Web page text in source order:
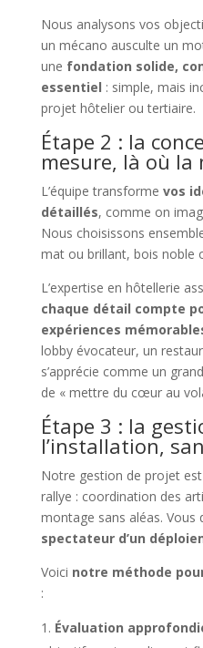
Nous analysons vos
un mécano ausculte un
une fondation solide,
essentiel : simple, mais
projet hôtelier ou tertiaire.
Étape 2 : la
mesure, là où la
L’équipe transforme vos
détaillés, comme on
Nous choisissons
mat ou brillant, bois noble
L’expertise en hôtellerie
chaque détail compte
expériences
lobby évocateur, un
s’apprécie comme un
de « mettre du cœur au
Étape 3 : la
l’installation,
Notre gestion de projet
rallye : coordination des
montage sans aléas. Vous
spectateur d’un
Voici notre méthode
:
Évaluation